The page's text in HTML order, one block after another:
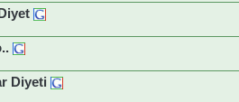
Diyeti